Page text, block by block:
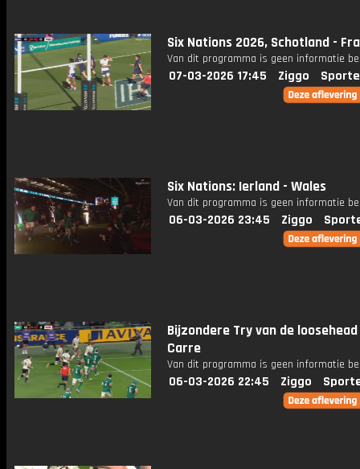
Six Nations 2026, Schotland -
Van dit programma is geen informatie
07-03-2026 17:45 Ziggo
Six Nations: Ierland - Wales
Van dit programma is geen informatie
06-03-2026 23:45 Ziggo
Bijzondere Try van de
Carre
Van dit programma is geen informatie
06-03-2026 22:45 Ziggo